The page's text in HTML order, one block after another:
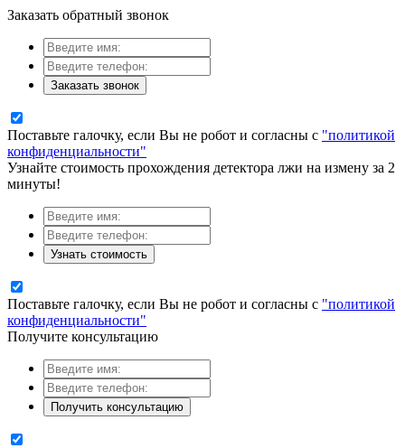
Заказать обратный звонок
Заказать звонок
Поставьте галочку, если Вы не робот и согласны с "политикой
конфиденциальности"
Узнайте стоимость прохождения детектора лжи на измену за 2
минуты!
Узнать стоимость
Поставьте галочку, если Вы не робот и согласны с "политикой
конфиденциальности"
Получите консультацию
Получить консультацию